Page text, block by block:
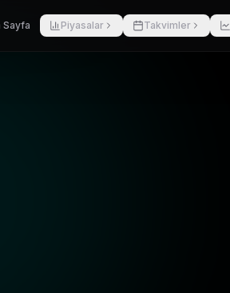
Sayfa Piyasalar Takvimler